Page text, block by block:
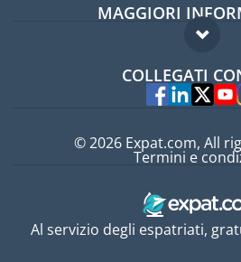
Guida per
MAGGIORI
Domande
Esperti
COLLEGATI
Al servizio degli espatriati,
© 2026 Expat.com, All
Termini e